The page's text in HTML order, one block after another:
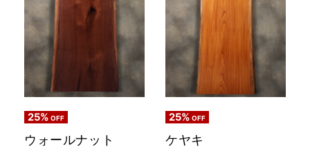
25% OFF
ウォールナット
25% OFF
ケヤキ